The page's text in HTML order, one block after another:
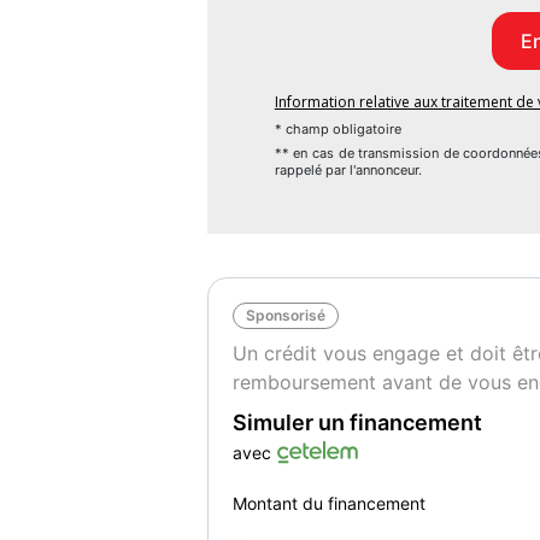
Acces et demarrage mains libres,
chromees, DS Connect Box avec Pack
Basalte / Blanc Diamant, Pack Cuir bi-ton
Havane, Pack Cuir Graine Noir Basalte,
DENON, Pack mixte Cuir / Tissu
Pack Navigation tactile avec DS Connect
pneumatiques, fixations_isofix, Systeme
CANBERRA diamantees Noir + Roue de
Couleur
Gris clair
Information relative aux traitement de
* champ obligatoire
** en cas de transmission de
rappelé par l'annonceur.
Sponsorisé
Un crédit vous engage et doit
remboursement avant de vous
Simuler un financement
avec
Montant du financement